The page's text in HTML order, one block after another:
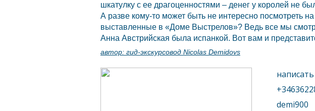
шкатулку с ее драгоценностями – денег у королей не
А разве кому-то может быть не интересно посмотреть
выставленные в «Доме Выстрелов»? Ведь все мы
Анна Австрийская была испанкой. Вот вам и
автор: гид-экскурсовод Nicolas Demidovs
demi900